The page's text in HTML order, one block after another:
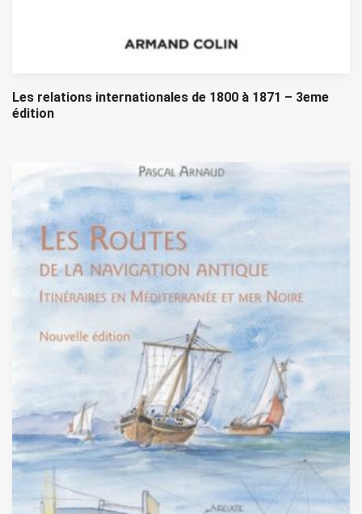
Les relations internationales de 1800 à 1871 – 3eme
édition